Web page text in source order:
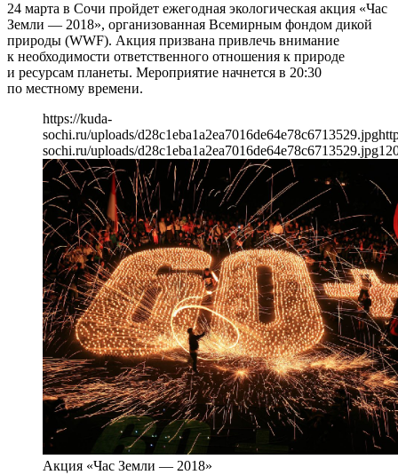
24 марта в Сочи пройдет ежегодная экологическая акция «Час
Земли — 2018», организованная Всемирным фондом дикой
природы (WWF). Акция призвана привлечь внимание
к необходимости ответственного отношения к природе
и ресурсам планеты. Мероприятие начнется в 20:30
по местному времени.
https://kuda-
sochi.ru/uploads/d28c1eba1a2ea7016de64e78c6713529.jpg
sochi.ru/uploads/d28c1eba1a2ea7016de64e78c6713529.jpg
Акция «Час Земли — 2018»